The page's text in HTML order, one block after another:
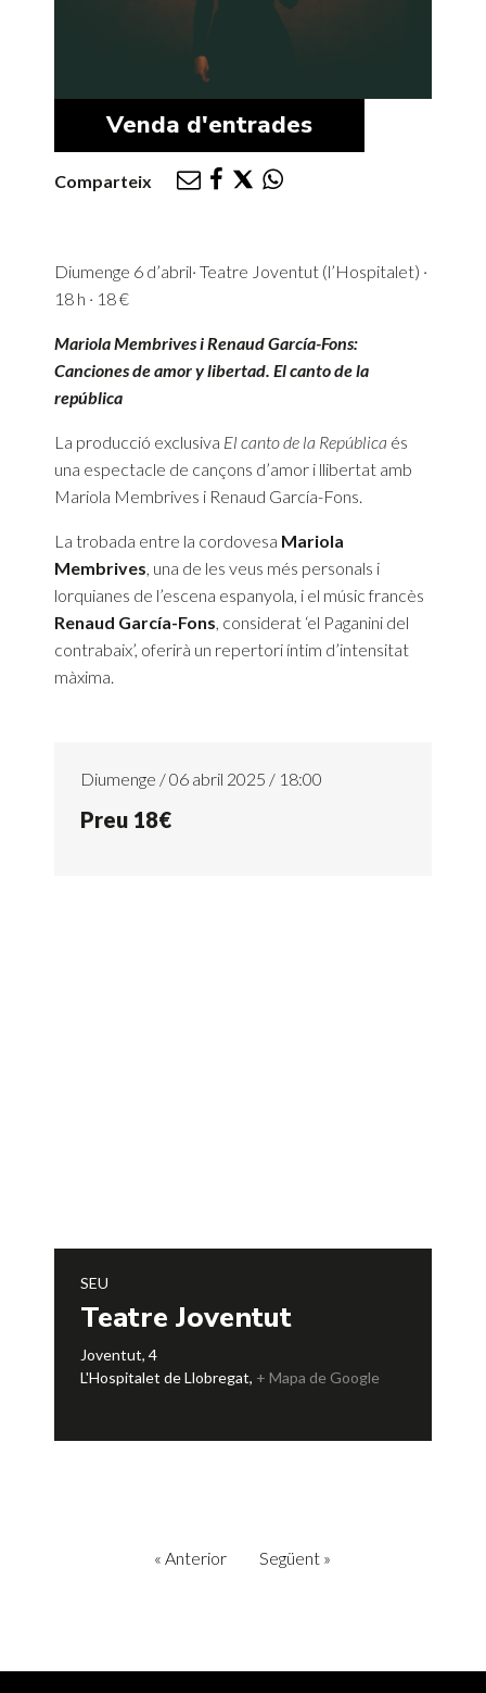
Venda d'entrades
Comparteix
Diumenge 6 d’abril· Teatre Joventut (l’Hospitalet) ·
18 h · 18 €
Mariola Membrives i Renaud García-Fons:
Canciones de amor y libertad. El canto de la
república
La producció exclusiva El canto de la República és
una espectacle de cançons d’amor i llibertat amb
Mariola Membrives i Renaud García-Fons.
La trobada entre la cordovesa Mariola
Membrives, una de les veus més personals i
lorquianes de l’escena espanyola, i el músic francès
Renaud García-Fons, considerat ‘el Paganini del
contrabaix’, oferirà un repertori íntim d’intensitat
màxima.
Diumenge / 06 abril 2025 / 18:00
Preu 18€
SEU
Teatre Joventut
Joventut, 4
L'Hospitalet de Llobregat, + Mapa de Google
« Anterior Següent »